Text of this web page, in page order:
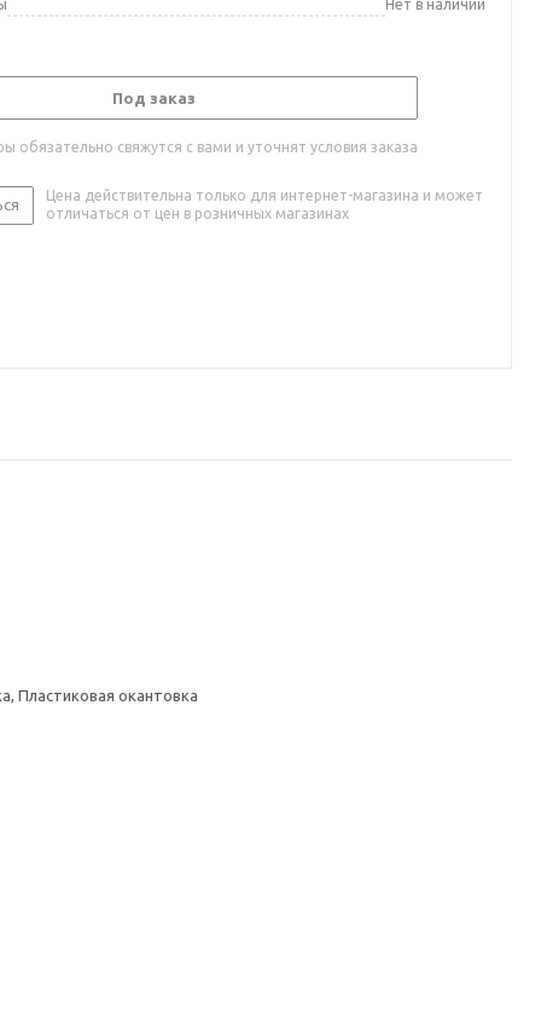
Нет в наличии
Под заказ
обязательно свяжутся с вами и уточнят условия заказа
Цена действительна только для интернет-магазина и может
отличаться от цен в розничных магазинах
Пластиковая окантовка